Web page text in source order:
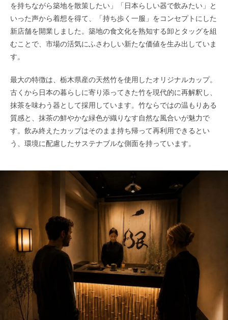
を持ちながら築地を散策したい」「日本らしい器で飲みたい」と
いった声から着想を得て、「持ち歩く一服」をコンセプトにした
新店舗を開業しました。築地の食文化を熟知する卸とタッグを組
むことで、市場の活気にふさわしい新たな価値を生み出していま
す。
最大の特徴は、栃木県産の天然竹を使用したオリジナルカップ。
古くから日本の暮らしに寄り添ってきた竹を現代的に再解釈し、
抹茶を味わう器として採用しています。竹ならではの温もりある
質感と、抹茶の鮮やかな緑色が織りなす自然な風合いが魅力で
す。飲み終えたカップはそのまま持ち帰って再利用できるとい
う、環境に配慮したサステナブルな側面を持っています。